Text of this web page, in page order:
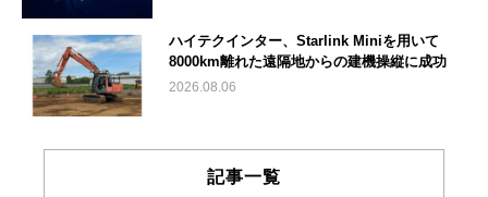
ハイテクインター、Starlink Miniを用いて
8000km離れた遠隔地からの建機操縦に成功
2026.08.06
記事一覧